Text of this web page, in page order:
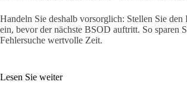
Handeln Sie deshalb vorsorglich: Stellen Sie
ein, bevor der nächste BSOD auftritt. So sparen
Fehlersuche wertvolle Zeit.
Lesen Sie weiter